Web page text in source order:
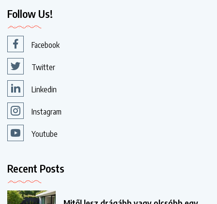
Follow Us!
Facebook
Twitter
Linkedin
Instagram
Youtube
Recent Posts